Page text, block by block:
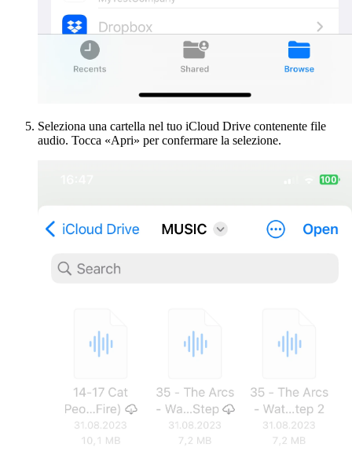
Seleziona una cartella nel tuo iCloud Drive contenente file
audio. Tocca «Apri» per confermare la selezione.